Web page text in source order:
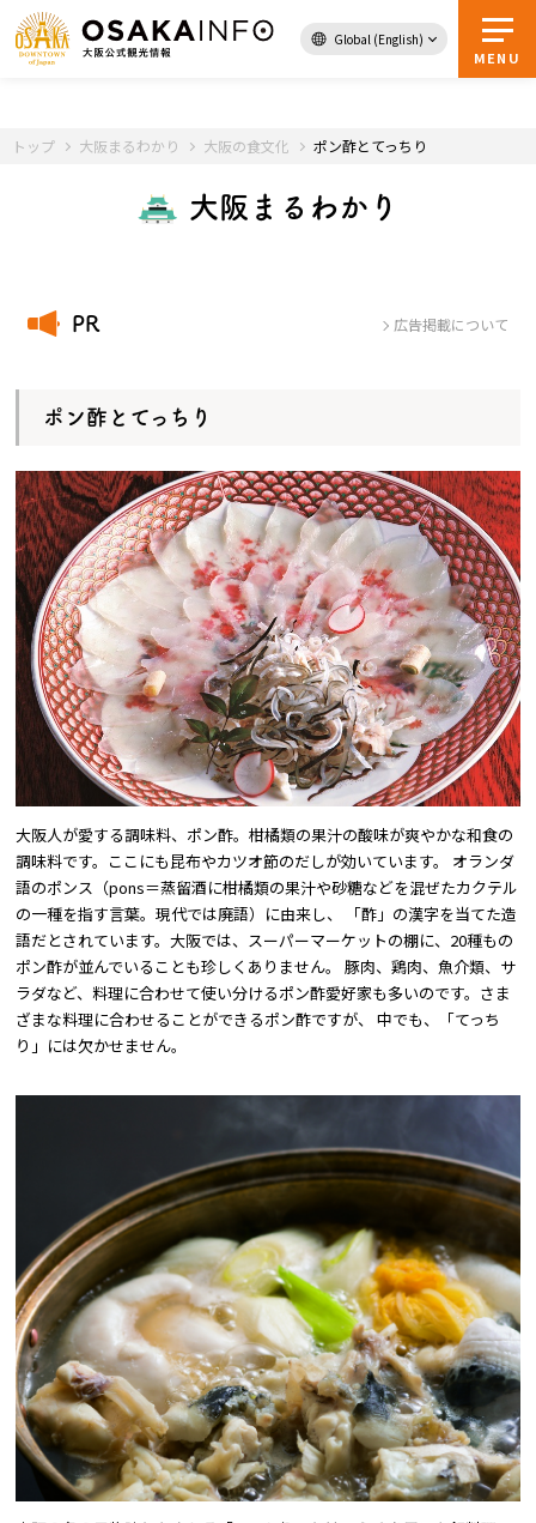
Global (English)
MENU
トップページへ
チケット
ガイドブック
観光スポット・体験
グルメ
特集
お役立ち情報
トップ 大阪まるわかり 大阪の食文化 ポン酢とてっちり
大阪まるわかり
PR 広告掲載について
ポン酢とてっちり
大阪人が愛する調味料、ポン酢。柑橘類の果汁の酸味が爽やかな和食の
調味料です。ここにも昆布やカツオ節のだしが効いています。 オランダ
語のポンス（pons＝蒸留酒に柑橘類の果汁や砂糖などを混ぜたカクテル
の一種を指す言葉。現代では廃語）に由来し、 「酢」の漢字を当てた造
語だとされています。大阪では、スーパーマーケットの棚に、20種もの
ポン酢が並んでいることも珍しくありません。 豚肉、鶏肉、魚介類、サ
ラダなど、料理に合わせて使い分けるポン酢愛好家も多いのです。さま
ざまな料理に合わせることができるポン酢ですが、 中でも、「てっち
り」には欠かせません。